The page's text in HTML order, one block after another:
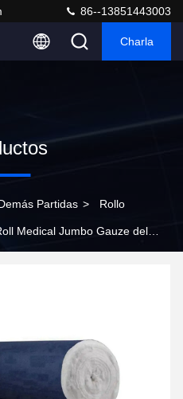
86--13851443003
Charla
Partidas > Rollo
Medical Jumbo Gauze del